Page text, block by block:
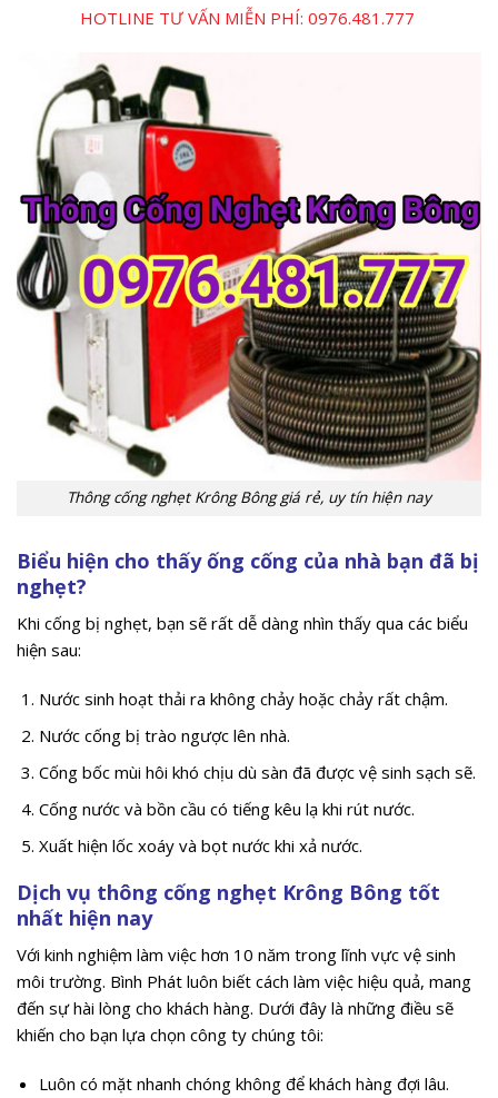
HOTLINE TƯ VẤN MIỄN PHÍ: 0976.481.777
Thông cống nghẹt Krông Bông giá rẻ, uy tín hiện nay
Biểu hiện cho thấy ống cống của nhà bạn đã bị
nghẹt?
Khi cống bị nghẹt, bạn sẽ rất dễ dàng nhìn thấy qua các biểu
hiện sau:
Nước sinh hoạt thải ra không chảy hoặc chảy rất chậm.
Nước cống bị trào ngược lên nhà.
Cống bốc mùi hôi khó chịu dù sàn đã được vệ sinh sạch sẽ.
Cống nước và bồn cầu có tiếng kêu lạ khi rút nước.
Xuất hiện lốc xoáy và bọt nước khi xả nước.
Dịch vụ thông cống nghẹt Krông Bông tốt
nhất hiện nay
Với kinh nghiệm làm việc hơn 10 năm trong lĩnh vực vệ sinh
môi trường. Bình Phát luôn biết cách làm việc hiệu quả, mang
đến sự hài lòng cho khách hàng. Dưới đây là những điều sẽ
khiến cho bạn lựa chọn công ty chúng tôi:
Luôn có mặt nhanh chóng không để khách hàng đợi lâu.